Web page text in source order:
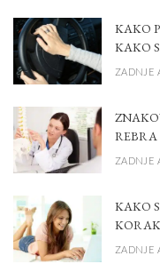
KAKO
KAKO
ZADNJE
REBRA
ZADNJE
KAKO
ZADNJE